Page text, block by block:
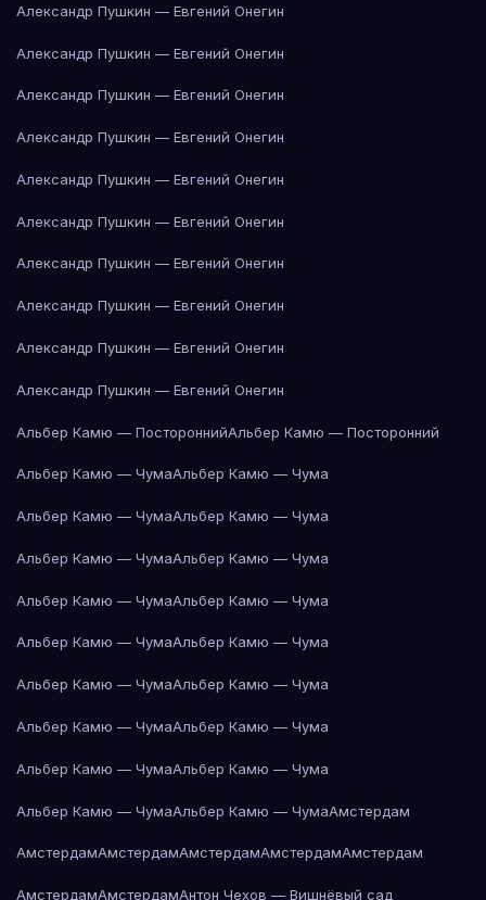
Александр Пушкин — Евгений Онегин
Александр Пушкин — Евгений Онегин
Александр Пушкин — Евгений Онегин
Александр Пушкин — Евгений Онегин
Александр Пушкин — Евгений Онегин
Александр Пушкин — Евгений Онегин
Александр Пушкин — Евгений Онегин
Александр Пушкин — Евгений Онегин
Александр Пушкин — Евгений Онегин
Александр Пушкин — Евгений Онегин
Альбер Камю — ПостороннийАльбер Камю — Посторонний
Альбер Камю — ЧумаАльбер Камю — Чума
Альбер Камю — ЧумаАльбер Камю — Чума
Альбер Камю — ЧумаАльбер Камю — Чума
Альбер Камю — ЧумаАльбер Камю — Чума
Альбер Камю — ЧумаАльбер Камю — Чума
Альбер Камю — ЧумаАльбер Камю — Чума
Альбер Камю — ЧумаАльбер Камю — Чума
Альбер Камю — ЧумаАльбер Камю — Чума
Альбер Камю — ЧумаАльбер Камю — ЧумаАмстердам
АмстердамАмстердамАмстердамАмстердамАмстердам
АмстердамАмстердамАнтон Чехов — Вишнёвый сад